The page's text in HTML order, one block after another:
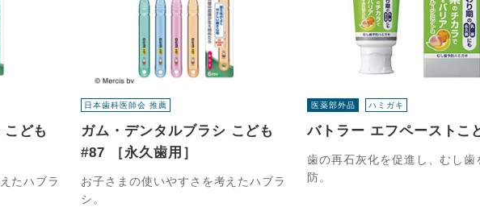
ども
たハブラ
日本歯科医師会 推薦
ガム・デンタルブラシ こども
#87 ［永久歯用］
お子さまの使いやすさを考えたハブラ
シ。
医薬部外品 ハミガキ
バトラー エフペーストこ
歯の再石灰化を促進し、むし歯
防。